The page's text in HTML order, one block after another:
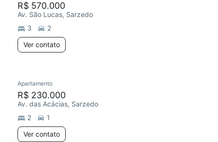
R$ 570.000
Av. São Lucas, Sarzedo
3
2
Ver contato
Apartamento
R$ 230.000
Av. das Acácias, Sarzedo
2
1
Ver contato